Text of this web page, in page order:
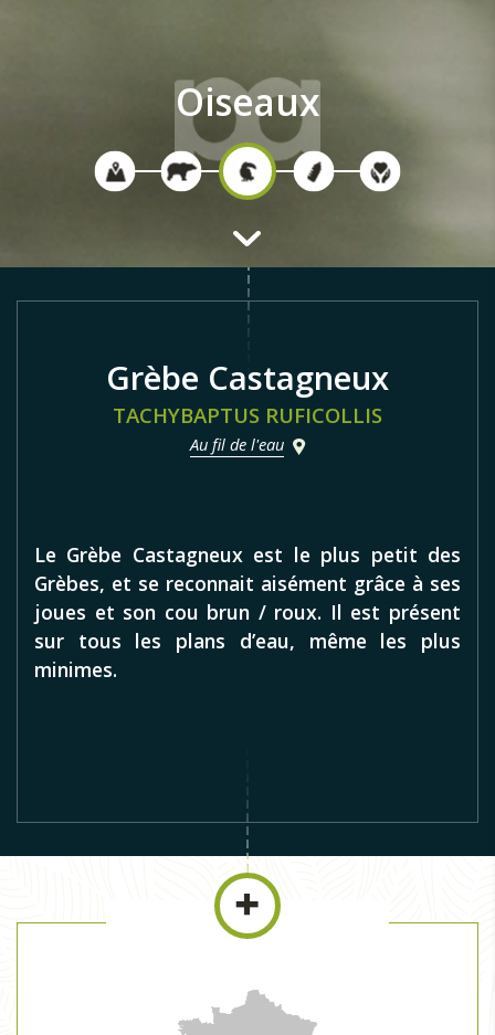
Oiseaux
Grèbe Castagneux
TACHYBAPTUS RUFICOLLIS
Au fil de l'eau
Le Grèbe Castagneux est le plus petit des
Grèbes, et se reconnait aisément grâce à ses
joues et son cou brun / roux. Il est présent
sur tous les plans d’eau, même les plus
minimes.
Grèbe Castagneux